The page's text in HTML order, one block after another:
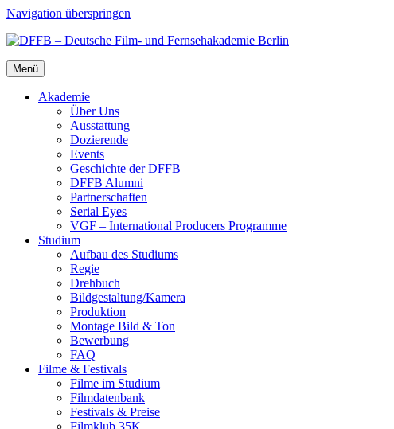
Navigation überspringen
Menü
Aka­de­mie
Über Uns
Aus­stat­tung
Dozie­ren­de
Events
Geschich­te der DFFB
DFFB Alum­ni
Part­ner­schaf­ten
Seri­al Eyes
VGF – Inter­na­tio­nal Pro­du­cers Pro­gram­me
Stu­di­um
Auf­bau des Stu­di­ums
Regie
Dreh­buch
Bildgestaltung/​​Kamera
Pro­duk­ti­on
Mon­ta­ge Bild & Ton
Bewer­bung
FAQ
Fil­me & Fes­ti­vals
Fil­me im Stu­di­um
Film­da­ten­bank
Fes­ti­vals & Prei­se
Film­klub 35K